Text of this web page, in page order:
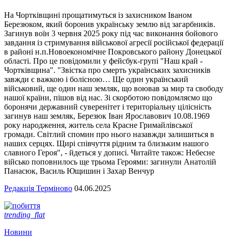
На Чортківщині прощатимуться із захисником Іваном
Березюком, який боронив українську землю від загарбників.
Загинув воїн 3 червня 2025 року під час виконання бойового
завдання із стримування військової агресії російської федерації
в районі н.п.Новоекономічне Покровського району Донецької
області. Про це повідомили у фейсбук-групі "Наш край -
Чортківщина". "Звістка про смерть українських захисників
завжди є важкою і болісною… Ще один український
військовий, ще один наш земляк, що воював за мир та свободу
нашої країни, пішов від нас. Зі скорботою повідомляємо що
боронячи державний суверенітет і територіальну цілісність
загинув наш земляк, Березюк Іван Ярославович 10.08.1969
року народження, житель села Красне Гримайлівської
громади. Світлий спомин про нього назавжди залишиться в
наших серцях. Щирі співчуття рідним та близьким нашого
славного Героя", - йдеться у дописі. Читайте також: Небесне
військо поповнилось ще трьома Героями: загинули Анатолій
Панасюк, Василь Ющишин і Захар Венчур
Редакція Терміново 04.06.2025
trending_flat
Новини